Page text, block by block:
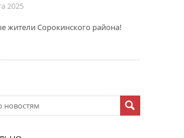
2025
жители Сорокинского района!